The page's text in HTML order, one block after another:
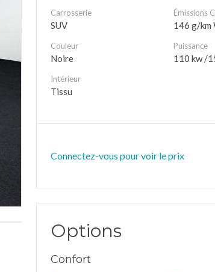
Carrosserie
SUV
Couleur
Noire
Intérieur
Tissu
Émissions
146 g/km
Puissance
110 kw /
Connectez-vous pour voir le prix
Options
Confort